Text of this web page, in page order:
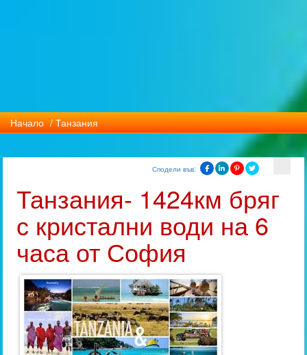
Начало / Танзания
Сподели във:
Танзания- 1424км бряг
с кристални води на 6
часа от София